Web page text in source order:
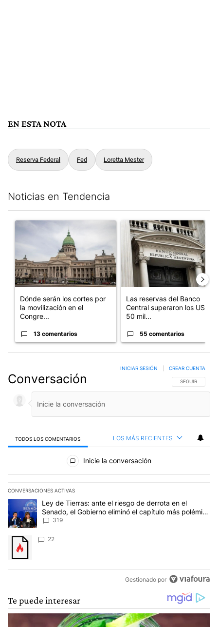
EN ESTA NOTA
Reserva Federal Fed Loretta Mester
Noticias en Tendencia
Un artículo de tendencia con el título "Dónde serán los cortes
Dónde serán los cortes por
la movilización en el
Congre...
13 comentarios
Un artículo de tendencia
Las reservas del Banco
Central superaron los US$
50 mil...
55 comentarios
Conversación SIGA ESTA
SEGUIR
INICIAR SESIÓN CREAR CUENTA
TODOS LOS COMENTARIOS LOS MÁS RECIENTES
Todos los comentarios
Inicie la conversación
CONVERSACIONES ACTIVAS
Este listado muestra los artículos con más comentarios en los
Un artículo de tendencia con el título "Ley de Tierras: ante el
Ley de Tierras: ante el riesgo de derrota en el
Senado, el Gobierno eliminó el capítulo más polémico
del proyecto
319
Un artículo de tendencia con el título "" con 22 comentarios.
22
Gestionado por